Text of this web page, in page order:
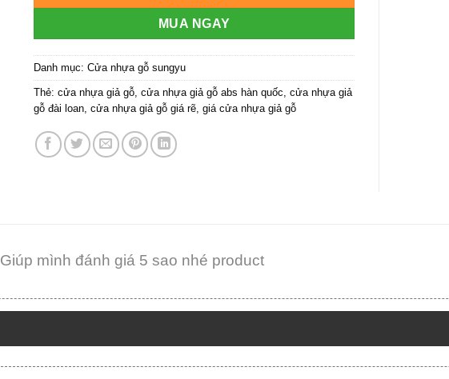
MUA NGAY
Danh mục:Cửa nhựa gỗ sungyu
Thẻ:cửa nhựa giả gỗ,cửa nhựa giả gỗ abs hàn quốc,cửa nhựa giả
gỗ đài loan,cửa nhựa giả gỗ giá rẽ,giá cửa nhựa giả gỗ
Giúp mình đánh giá 5 sao nhé product